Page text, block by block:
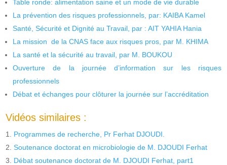
Table ronde: alimentation saine et un mode de vie durable
La prévention des risques professionnels, par: KAIBA Kamel
Santé, Sécurité et Dignité au Travail, par : AIT YAHIA Hania
La mission de la CNAS face aux risques pros, par M. KHIMA
La santé et la sécurité au travail, par M. BOUKOU
Ouverture de la journée d’information sur les risques
professionnels
Débat et échanges pour clôturer la journée sur l’accréditation
Vidéos similaires :
Programmes de recherche, Pr Ferhat DJOUDI.
Soutenance doctorat en microbiologie de M. DJOUDI Ferhat
Débat soutenance doctorat de M. DJOUDI Ferhat, part1